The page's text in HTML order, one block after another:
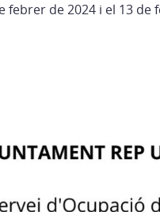
febrer de 2024 i el 13 de